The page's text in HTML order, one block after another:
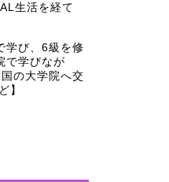
生活を経て
学び、6級を修
で学びなが
の大学院へ交
】